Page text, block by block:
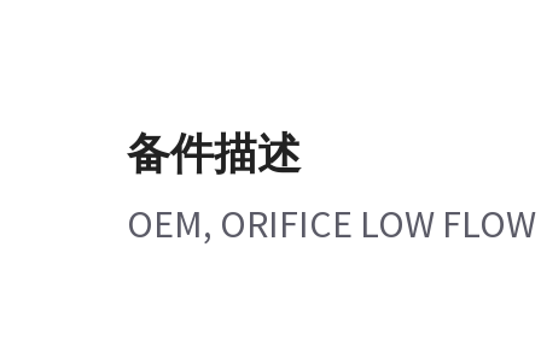
备件描述
OEM, ORIFICE LOW